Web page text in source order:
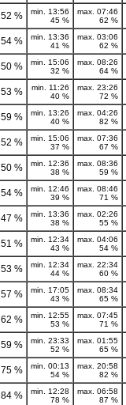
52 %
min. 13:56
45 %
max. 07:46
62 %
54 %
min. 13:36
41 %
max. 03:06
62 %
50 %
min. 15:06
32 %
max. 08:26
64 %
53 %
min. 11:26
40 %
max. 23:26
72 %
59 %
min. 13:26
40 %
max. 04:26
82 %
52 %
min. 15:06
37 %
max. 07:36
67 %
50 %
min. 12:36
38 %
max. 08:36
59 %
54 %
min. 12:46
39 %
max. 08:46
71 %
47 %
min. 13:36
38 %
max. 02:26
55 %
51 %
min. 12:34
43 %
max. 04:06
54 %
53 %
min. 12:34
44 %
max. 22:34
60 %
57 %
min. 17:05
43 %
max. 08:34
65 %
62 %
min. 12:55
53 %
max. 07:45
71 %
59 %
min. 23:33
52 %
max. 01:55
65 %
75 %
min. 00:13
54 %
max. 20:58
82 %
84 %
min. 12:28
78 %
max. 06:58
87 %